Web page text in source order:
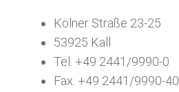
Kölner Straße 23-25
53925 Kall
Tel. +49 2441/9990-0
Fax. +49 2441/9990-40